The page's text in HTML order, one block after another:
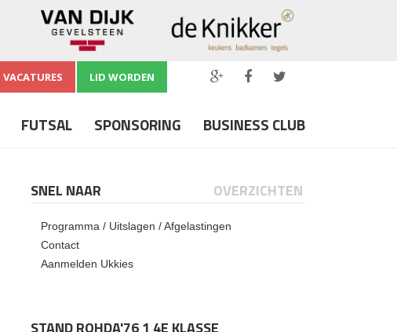
VACATURES LID WORDEN
FUTSAL SPONSORING BUSINESS CLUB
SNEL NAAR OVERZICHTEN
Programma / Uitslagen / Afgelastingen
Contact
Aanmelden Ukkies
STAND ROHDA'76 1 4E KLASSE